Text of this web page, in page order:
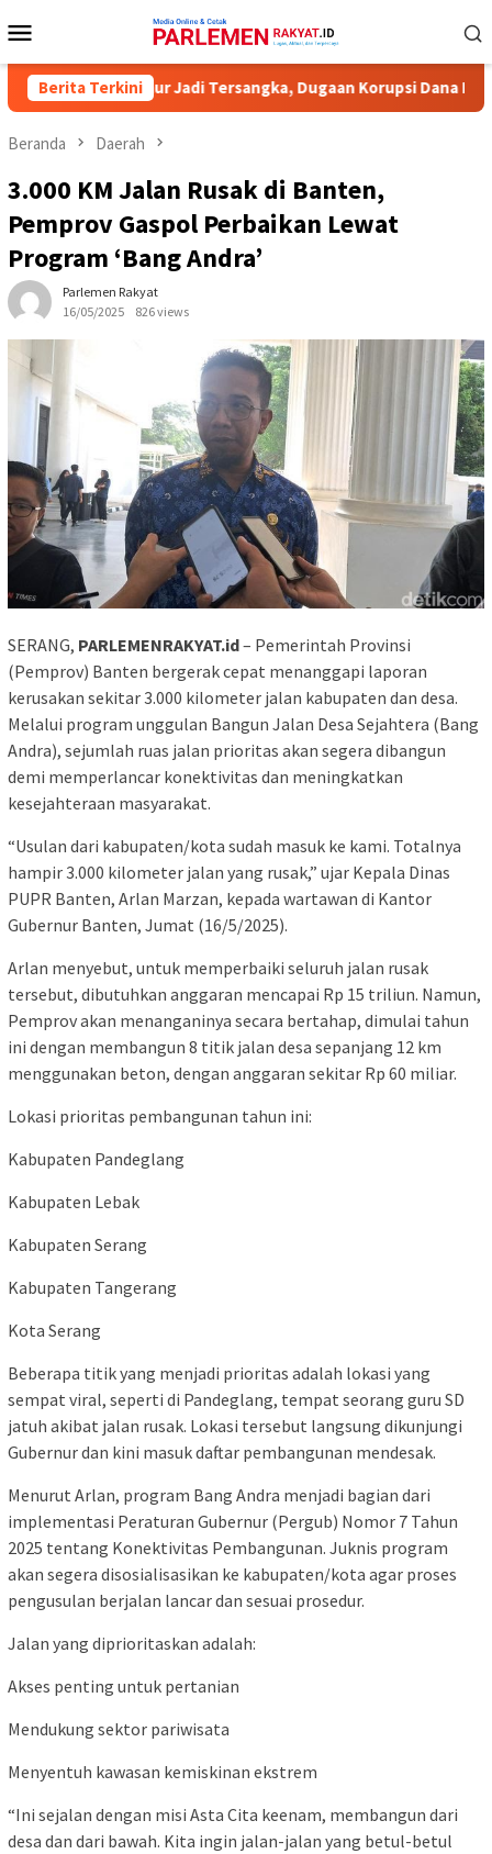
ke
Mobile
Berita Terkini
Timur Jadi Tersangka, Dugaan Korupsi Dana Hibah
Beranda Daerah
3.000 KM Jalan Rusak di Banten,
Pemprov Gaspol Perbaikan Lewat
Program ‘Bang Andra’
Parlemen Rakyat
16/05/2025
826 views
SERANG, PARLEMENRAKYAT.id– Pemerintah Provinsi
(Pemprov) Banten bergerak cepat menanggapi laporan
kerusakan sekitar 3.000 kilometer jalan kabupaten dan desa.
Melalui program unggulan Bangun Jalan Desa Sejahtera (Bang
Andra), sejumlah ruas jalan prioritas akan segera dibangun
demi memperlancar konektivitas dan meningkatkan
kesejahteraan masyarakat.
“Usulan dari kabupaten/kota sudah masuk ke kami. Totalnya
hampir 3.000 kilometer jalan yang rusak,” ujar Kepala Dinas
PUPR Banten, Arlan Marzan, kepada wartawan di Kantor
Gubernur Banten, Jumat (16/5/2025).
Arlan menyebut, untuk memperbaiki seluruh jalan rusak
tersebut, dibutuhkan anggaran mencapai Rp 15 triliun. Namun,
Pemprov akan menanganinya secara bertahap, dimulai tahun
ini dengan membangun 8 titik jalan desa sepanjang 12 km
menggunakan beton, dengan anggaran sekitar Rp 60 miliar.
Lokasi prioritas pembangunan tahun ini:
Kabupaten Pandeglang
Kabupaten Lebak
Kabupaten Serang
Kabupaten Tangerang
Kota Serang
Beberapa titik yang menjadi prioritas adalah lokasi yang
sempat viral, seperti di Pandeglang, tempat seorang guru SD
jatuh akibat jalan rusak. Lokasi tersebut langsung dikunjungi
Gubernur dan kini masuk daftar pembangunan mendesak.
Menurut Arlan, program Bang Andra menjadi bagian dari
implementasi Peraturan Gubernur (Pergub) Nomor 7 Tahun
2025 tentang Konektivitas Pembangunan. Juknis program
akan segera disosialisasikan ke kabupaten/kota agar proses
pengusulan berjalan lancar dan sesuai prosedur.
Jalan yang diprioritaskan adalah:
Akses penting untuk pertanian
Mendukung sektor pariwisata
Menyentuh kawasan kemiskinan ekstrem
“Ini sejalan dengan misi Asta Cita keenam, membangun dari
desa dan dari bawah. Kita ingin jalan-jalan yang betul-betul